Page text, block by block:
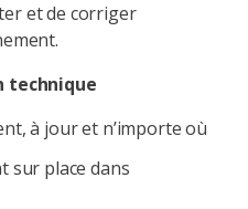
et de corriger
technique
à jour et n’importe où
sur place dans